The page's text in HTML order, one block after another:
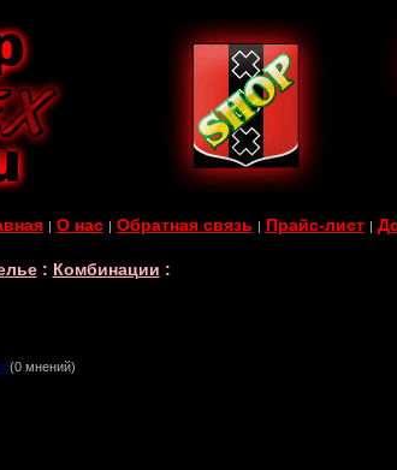
| О нас | Обратная связь | Прайс-лист |
: Комбинации :
(0 мнений)